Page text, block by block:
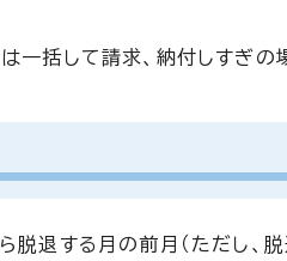
括して請求、納付しすぎの
退する月の前月（ただし、